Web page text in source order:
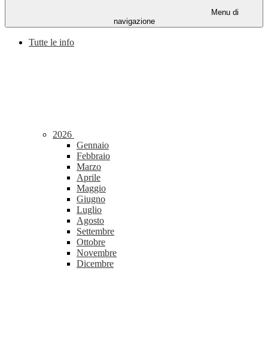
Menu di
navigazione
Tutte le info
2026
Gennaio
Febbraio
Marzo
Aprile
Maggio
Giugno
Luglio
Agosto
Settembre
Ottobre
Novembre
Dicembre